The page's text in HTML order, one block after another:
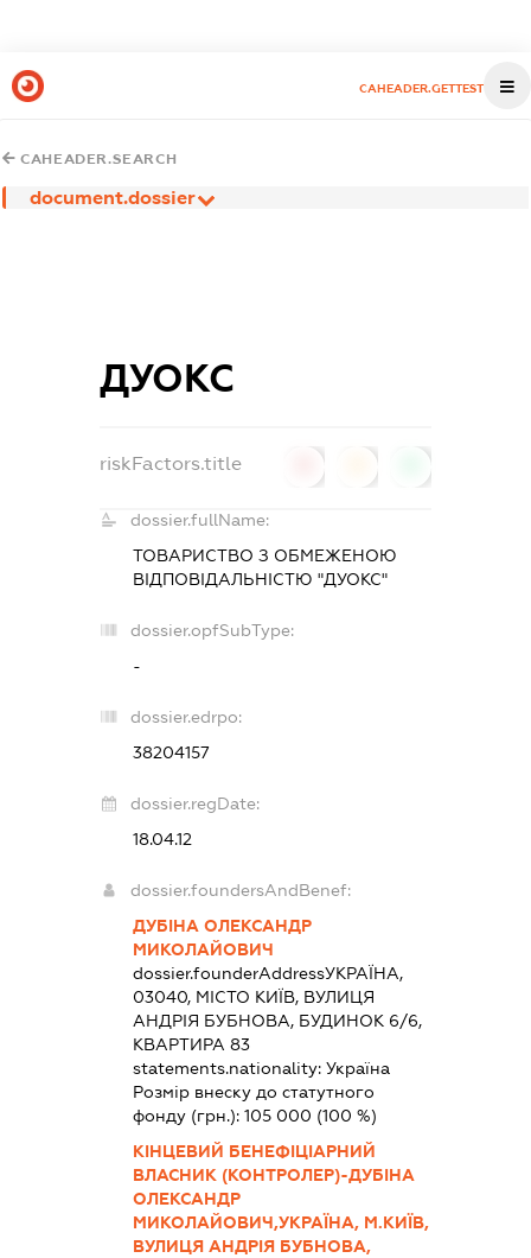
CAHEADER.GETTEST
CAHEADER.SEARCH
document.dossier
ДУОКС
riskFactors.title
dossier.fullName:
ТОВАРИСТВО З ОБМЕЖЕНОЮ
ВІДПОВІДАЛЬНІСТЮ "ДУОКС"
dossier.opfSubType:
-
dossier.edrpo:
38204157
dossier.regDate:
18.04.12
dossier.foundersAndBenef:
ДУБІНА ОЛЕКСАНДР
МИКОЛАЙОВИЧ
dossier.founderAddressУКРАЇНА,
03040, МІСТО КИЇВ, ВУЛИЦЯ
АНДРІЯ БУБНОВА, БУДИНОК 6/6,
КВАРТИРА 83
statements.nationality: Україна
Розмір внеску до статутного
фонду (грн.): 105 000 (100 %)
КІНЦЕВИЙ БЕНЕФІЦІАРНИЙ
ВЛАСНИК (КОНТРОЛЕР)-ДУБІНА
ОЛЕКСАНДР
МИКОЛАЙОВИЧ,УКРАЇНА, М.КИЇВ,
ВУЛИЦЯ АНДРІЯ БУБНОВА,